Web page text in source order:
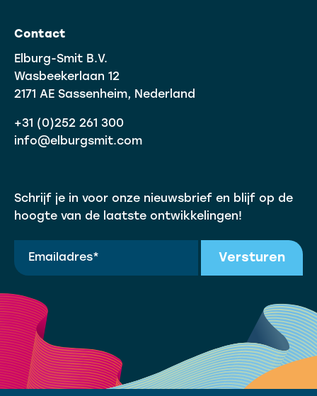
Contact
Elburg-Smit B.V.
Wasbeekerlaan 12
2171 AE Sassenheim, Nederland
+31 (0)252 261 300
info@elburgsmit.com
Schrijf je in voor onze nieuwsbrief en blijf op de
hoogte van de laatste ontwikkelingen!
Versturen